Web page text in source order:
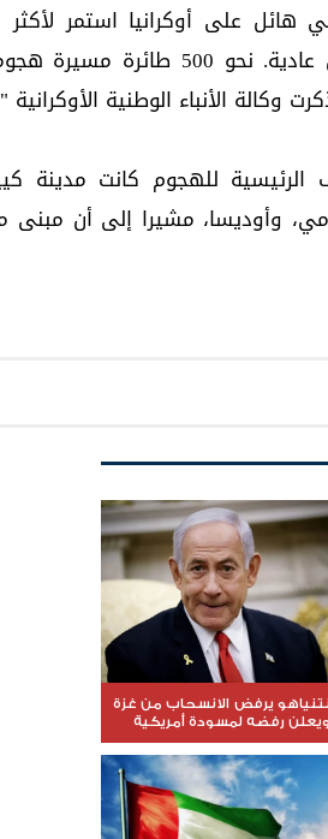
وكالة الأنباء الوطنية الأوكرانية
الرئيسية للهجوم كانت
وأوديسا، مشيرا إلى أن
نتنياهو يرفض الانسحاب من غزة
ويعلن رفضه لمسودة أمريكية